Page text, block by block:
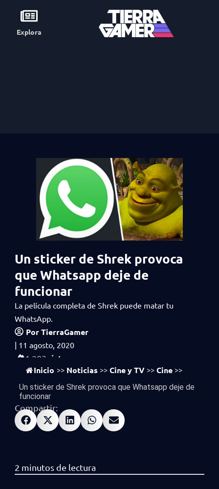
Explora
Un sticker de Shrek provoca
que Whatsapp deje de
funcionar
La película completa de Shrek puede matar tu
WhatsApp.
PorTierraGamer
| 11 agosto, 2020
1,203 vistas
Inicio >> Noticias >> Cine y TV >> Cine >>
Un sticker de Shrek provoca que Whatsapp deje de
funcionar
Compartir: